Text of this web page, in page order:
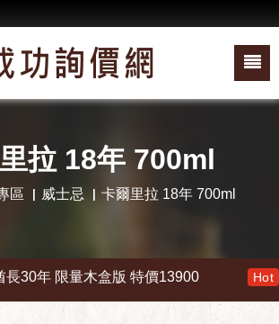
拉 18年 700ml
區 威士忌 卡爾里拉 18年 700ml
年 限量木盒版 特價13900 響